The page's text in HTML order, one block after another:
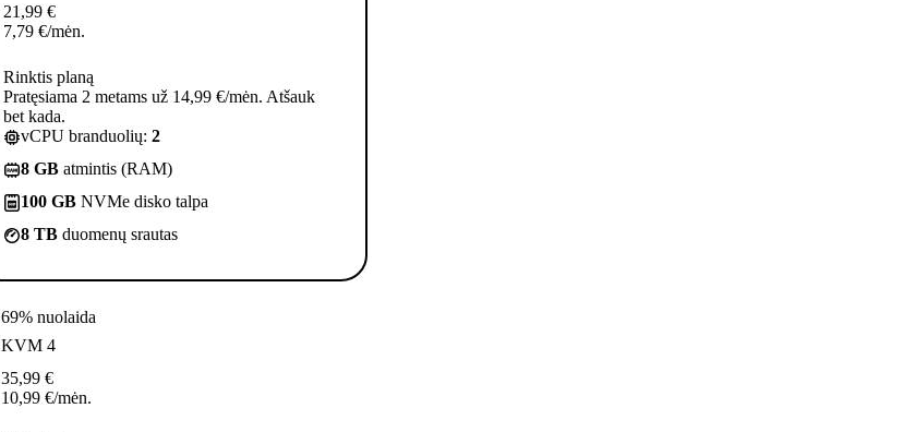
21,99 €
7,79 €/mėn.
Rinktis planą
Pratęsiama 2 metams už 14,99 €/mėn. Atšauk
bet kada.
vCPU branduolių: 2
8 GB atmintis (RAM)
100 GB NVMe disko talpa
8 TB duomenų srautas
69% nuolaida
KVM 4
35,99 €
10,99 €/mėn.